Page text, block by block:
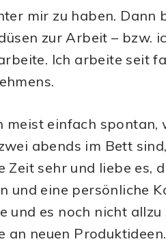
mir zu haben. Dann
zur Arbeit – bzw.
Ich arbeite seit
meist einfach spontan,
abends im Bett
Zeit sehr und liebe es,
und eine persönliche
und es noch nicht allzu
neuen